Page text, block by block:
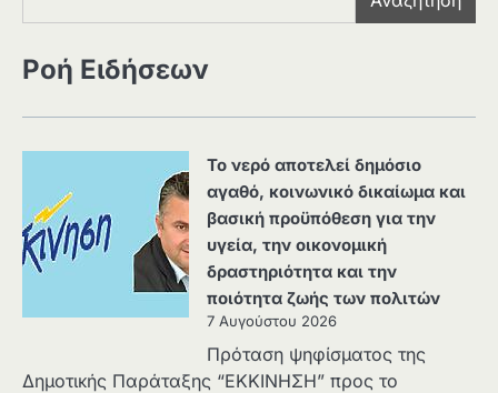
Ροή Ειδήσεων
Το νερό αποτελεί δημόσιο
αγαθό, κοινωνικό δικαίωμα και
βασική προϋπόθεση για την
υγεία, την οικονομική
δραστηριότητα και την
ποιότητα ζωής των πολιτών
7 Αυγούστου 2026
Πρόταση ψηφίσματος της
Δημοτικής Παράταξης “ΕΚΚΙΝΗΣΗ” προς το